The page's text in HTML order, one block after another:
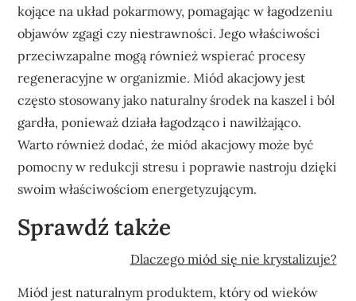
kojące na układ pokarmowy, pomagając w łagodzeniu
objawów zgagi czy niestrawności. Jego właściwości
przeciwzapalne mogą również wspierać procesy
regeneracyjne w organizmie. Miód akacjowy jest
często stosowany jako naturalny środek na kaszel i ból
gardła, ponieważ działa łagodząco i nawilżająco.
Warto również dodać, że miód akacjowy może być
pomocny w redukcji stresu i poprawie nastroju dzięki
swoim właściwościom energetyzującym.
Sprawdź także
Dlaczego miód się nie krystalizuje?
Miód jest naturalnym produktem, który od wieków